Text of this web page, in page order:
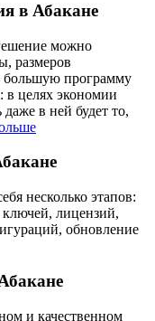
в Абакане
можно
размеров
большую программу
в целях экономии
в ней будет то,
несколько этапов:
ключей, лицензий,
обновление
и качественном